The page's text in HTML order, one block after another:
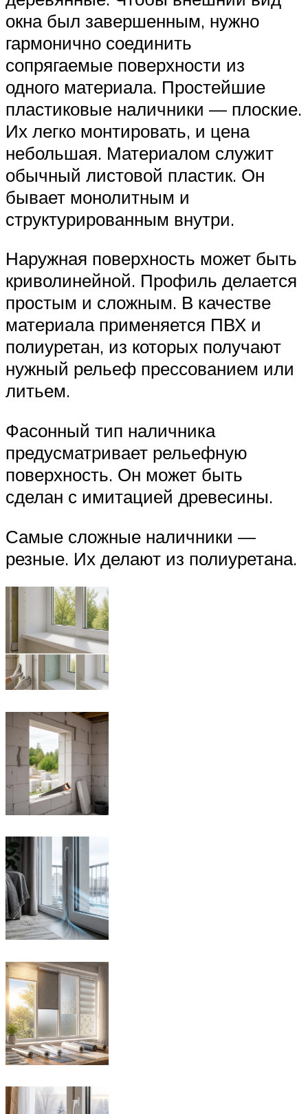
окна был завершенным, нужно
гармонично соединить
сопрягаемые поверхности из
одного материала. Простейшие
пластиковые наличники — плоские.
Их легко монтировать, и цена
небольшая. Материалом служит
обычный листовой пластик. Он
бывает монолитным и
структурированным внутри.
Наружная поверхность может быть
криволинейной. Профиль делается
простым и сложным. В качестве
материала применяется ПВХ и
полиуретан, из которых получают
нужный рельеф прессованием или
литьем.
Фасонный тип наличника
предусматривает рельефную
поверхность. Он может быть
сделан с имитацией древесины.
Самые сложные наличники —
резные. Их делают из полиуретана.